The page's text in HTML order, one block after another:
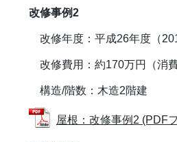
改修事例2
改修年度：平成26年度（
改修費用：約170万円（消費
構造/階数：木造2階建
屋根：改修事例2 (PDF